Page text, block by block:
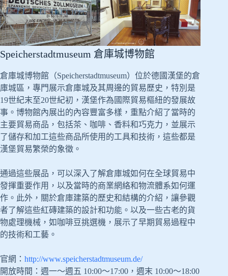
Speicherstadtmuseum 倉庫城博物館
倉庫城博物館（Speicherstadtmuseum）位於德國漢堡的倉
庫城區，專門展示倉庫城及其周邊的貿易歷史，特別是
19世紀末至20世紀初，漢堡作為國際貿易樞紐的發展故
事。博物館內展出的內容豐富多樣，重點介紹了當時的
主要貿易商品，包括茶、咖啡、香料和巧克力，並展示
了儲存和加工這些商品所使用的工具和技術，這些都是
漢堡貿易繁榮的象徵。
通過這些展品，可以深入了解倉庫城如何在全球貿易中
發揮重要作用，以及當時的商業網絡和物流體系如何運
作。此外，關於倉庫建築的歷史和結構的介紹，讓參觀
者了解這些紅磚建築的設計和功能。以及一些古老的貨
物處理機械，如咖啡豆挑選機，展示了早期貿易過程中
的技術和工藝。
官網： http://www.speicherstadtmuseum.de/
開放時間：週一～週五 10:00～17:00，週末 10:00～18:00